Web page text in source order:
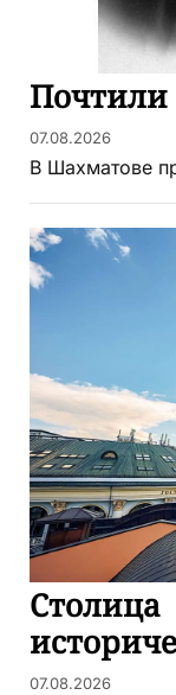
Почтили
07.08.2026
В Шахматове
Столица
07.08.2026